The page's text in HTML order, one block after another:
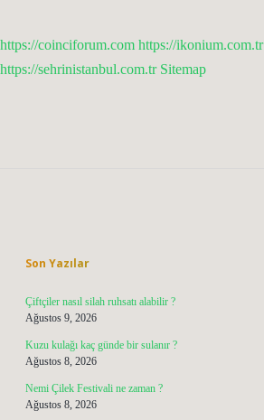
https://coinciforum.com https://ikonium.com.tr
https://sehrinistanbul.com.tr Sitemap
Son Yazılar
Çiftçiler nasıl silah ruhsatı alabilir ?
Ağustos 9, 2026
Kuzu kulağı kaç günde bir sulanır ?
Ağustos 8, 2026
Nemi Çilek Festivali ne zaman ?
Ağustos 8, 2026